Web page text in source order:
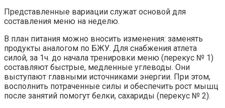
Представленные вариации служат основой для
составления меню на неделю.
В план питания можно вносить изменения: заменять
продукты аналогом по БЖУ. Для снабжения атлета
силой, за 1ч. до начала тренировки меню (перекус № 1)
составляют быстрые, медленные углеводы. Они
выступают главными источниками энергии. При этом,
восполнить потраченные силы и обеспечить рост мышц
после занятий помогут белки, сахариды (перекус № 2).